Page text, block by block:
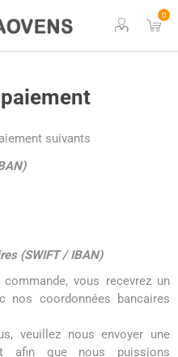
0
suivants
(SWIFT / IBAN)
vous recevrez un
nos coordonnées bancaires
veuillez nous envoyer une
afin que nous puissions